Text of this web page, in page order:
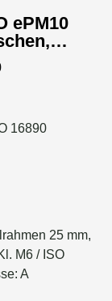
ePM10
16890
25 mm,
M6 / ISO
A